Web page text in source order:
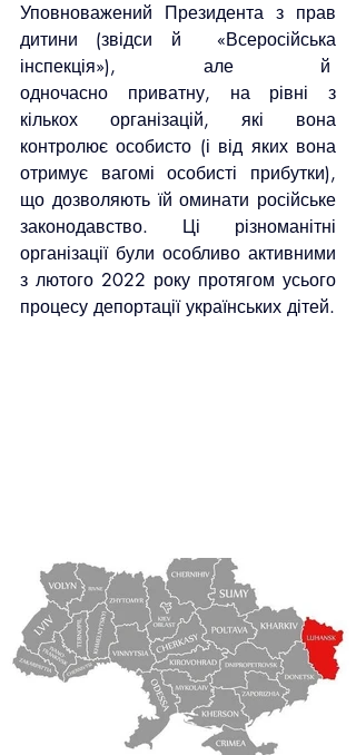
Уповноважений Президента з прав
дитини (звідси й  «Всеросійська
інспекція»), але й
одночасно приватну, на рівні з
кількох організацій, які вона
контролює особисто (і від яких вона
отримує вагомі особисті прибутки),
що дозволяють їй оминати російське
законодавство. Ці різноманітні
організації були особливо активними
з лютого 2022 року протягом усього
процесу депортації українських дітей.